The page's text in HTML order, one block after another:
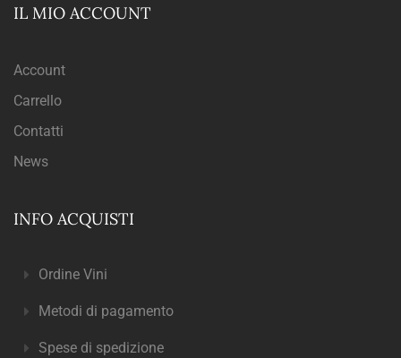
IL MIO ACCOUNT
Account
Carrello
Contatti
News
INFO ACQUISTI
Ordine Vini
Metodi di pagamento
Spese di spedizione